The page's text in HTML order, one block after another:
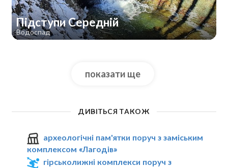
Підступи Середній
Водоспад
показати ще
ДИВІТЬСЯ ТАКОЖ
археологічні пам'ятки поруч з заміським
комплексом «Лагодів»
гірськолижні комплекси поруч з